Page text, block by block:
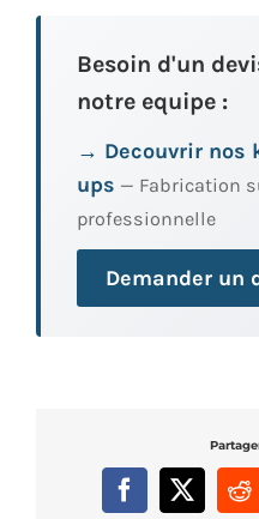
Besoin d'un
notre equipe :
→ Decouvrir nos
ups — Fabrication
professionnelle
Demander un
Facebook
X